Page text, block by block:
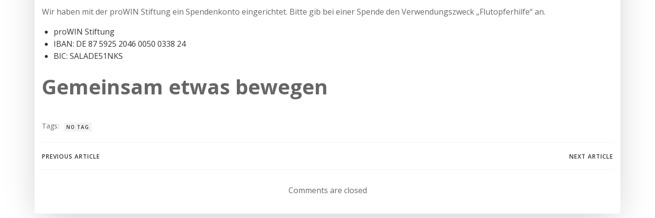
Wir haben mit der proWIN Stiftung ein Spendenkonto eingerichtet. Bitte gib bei einer Spende den Verwendungszweck „Flutopferhilfe“ an.
proWIN Stiftung
IBAN: DE 87 5925 2046 0050 0338 24
BIC: SALADE51NKS
Gemeinsam etwas bewegen
Tags: NO TAG
Beitragsnavigation
PREVIOUS ARTICLE NEXT ARTICLE
Comments are closed